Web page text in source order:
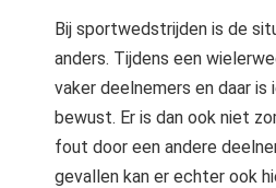
Bij sportwedstrijden is de
anders. Tijdens een
vaker deelnemers en daar is
bewust. Er is dan ook niet
fout door een andere
gevallen kan er echter ook